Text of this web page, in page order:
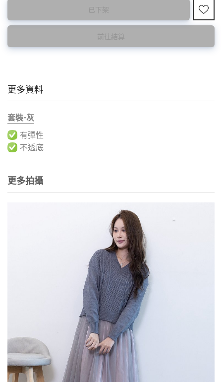
<預購款>因為韓國東大門8月暑假關係， 預購款會於8月18日
後才陸續返貨⚠️
特價品不設退換，購買前請先確認所列出的尺碼是否合適。
已下架
前往結算
更多資料
套裝-灰
有彈性
不透底
更多拍攝